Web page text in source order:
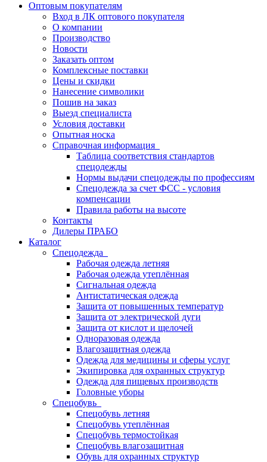
Оптовым покупателям
Вход в ЛК оптового покупателя
О компании
Производство
Новости
Заказать оптом
Комплексные поставки
Цены и скидки
Нанесение символики
Пошив на заказ
Выезд специалиста
Условия доставки
Опытная носка
Справочная информация
Таблица соответствия стандартов
спецодежды
Нормы выдачи спецодежды по профессиям
Спецодежда за счет ФСС - условия
компенсации
Правила работы на высоте
Контакты
Дилеры ПРАБО
Каталог
Спецодежда
Рабочая одежда летняя
Рабочая одежда утеплённая
Сигнальная одежда
Антистатическая одежда
Защита от повышенных температур
Защита от электрической дуги
Защита от кислот и щелочей
Одноразовая одежда
Влагозащитная одежда
Одежда для медицины и сферы услуг
Экипировка для охранных структур
Одежда для пищевых производств
Головные уборы
Спецобувь
Спецобувь летняя
Спецобувь утеплённая
Спецобувь термостойкая
Спецобувь влагозащитная
Обувь для охранных структур